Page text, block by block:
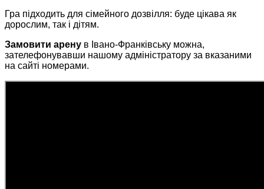
Гра підходить для сімейного дозвілля: буде цікава як
дорослим, так і дітям.
Замовити арену в Івано-Франківську можна,
зателефонувавши нашому адміністратору за вказаними
на сайті номерами.